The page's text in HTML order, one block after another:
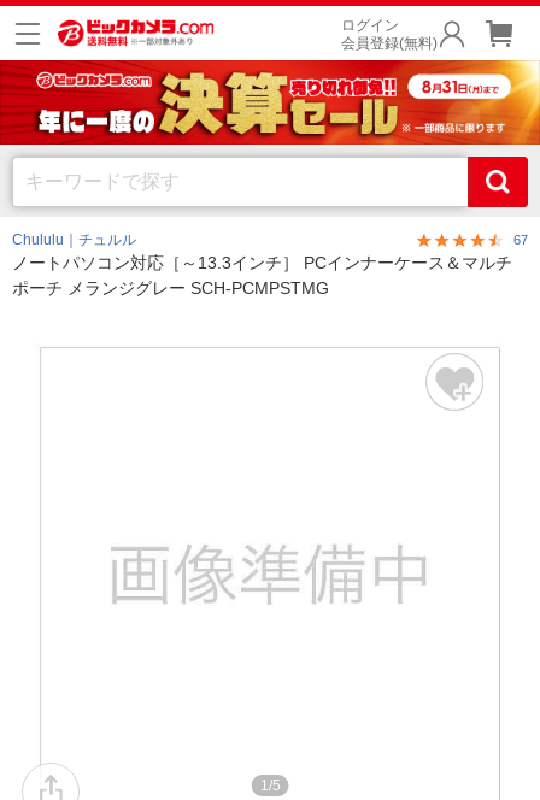
ログイン
会員登録(無料)
Chululu｜チュルル 67
ノートパソコン対応［～13.3インチ］ PCインナーケース＆マルチ
ポーチ メランジグレー SCH-PCMPSTMG
1/5